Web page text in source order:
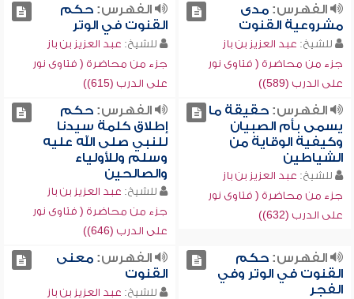
الفهرس:مدى
مشروعية القنوت
للشيخ: عبد العزيز بن باز
جزء من محاضرة ( فتاوى نور
على الدرب (589))
الفهرس:حكم
القنوت في الوتر
للشيخ: عبد العزيز بن باز
جزء من محاضرة ( فتاوى نور
على الدرب (615))
الفهرس:حقيقة ما
يسمى بأم الصبيان
وكيفية الوقاية من
الشياطين
للشيخ: عبد العزيز بن باز
جزء من محاضرة ( فتاوى نور
على الدرب (632))
الفهرس:حكم
إطلاق كلمة سيدنا
للنبي صلى الله عليه
وسلم وللأولياء
والصالحين
للشيخ: عبد العزيز بن باز
جزء من محاضرة ( فتاوى نور
على الدرب (646))
الفهرس:حكم
القنوت في الوتر وفي
الفجر
الفهرس:معنى
القنوت
للشيخ: عبد العزيز بن باز